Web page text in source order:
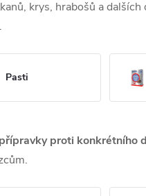
krys, hrabošů a
Pasti
proti konkrétního